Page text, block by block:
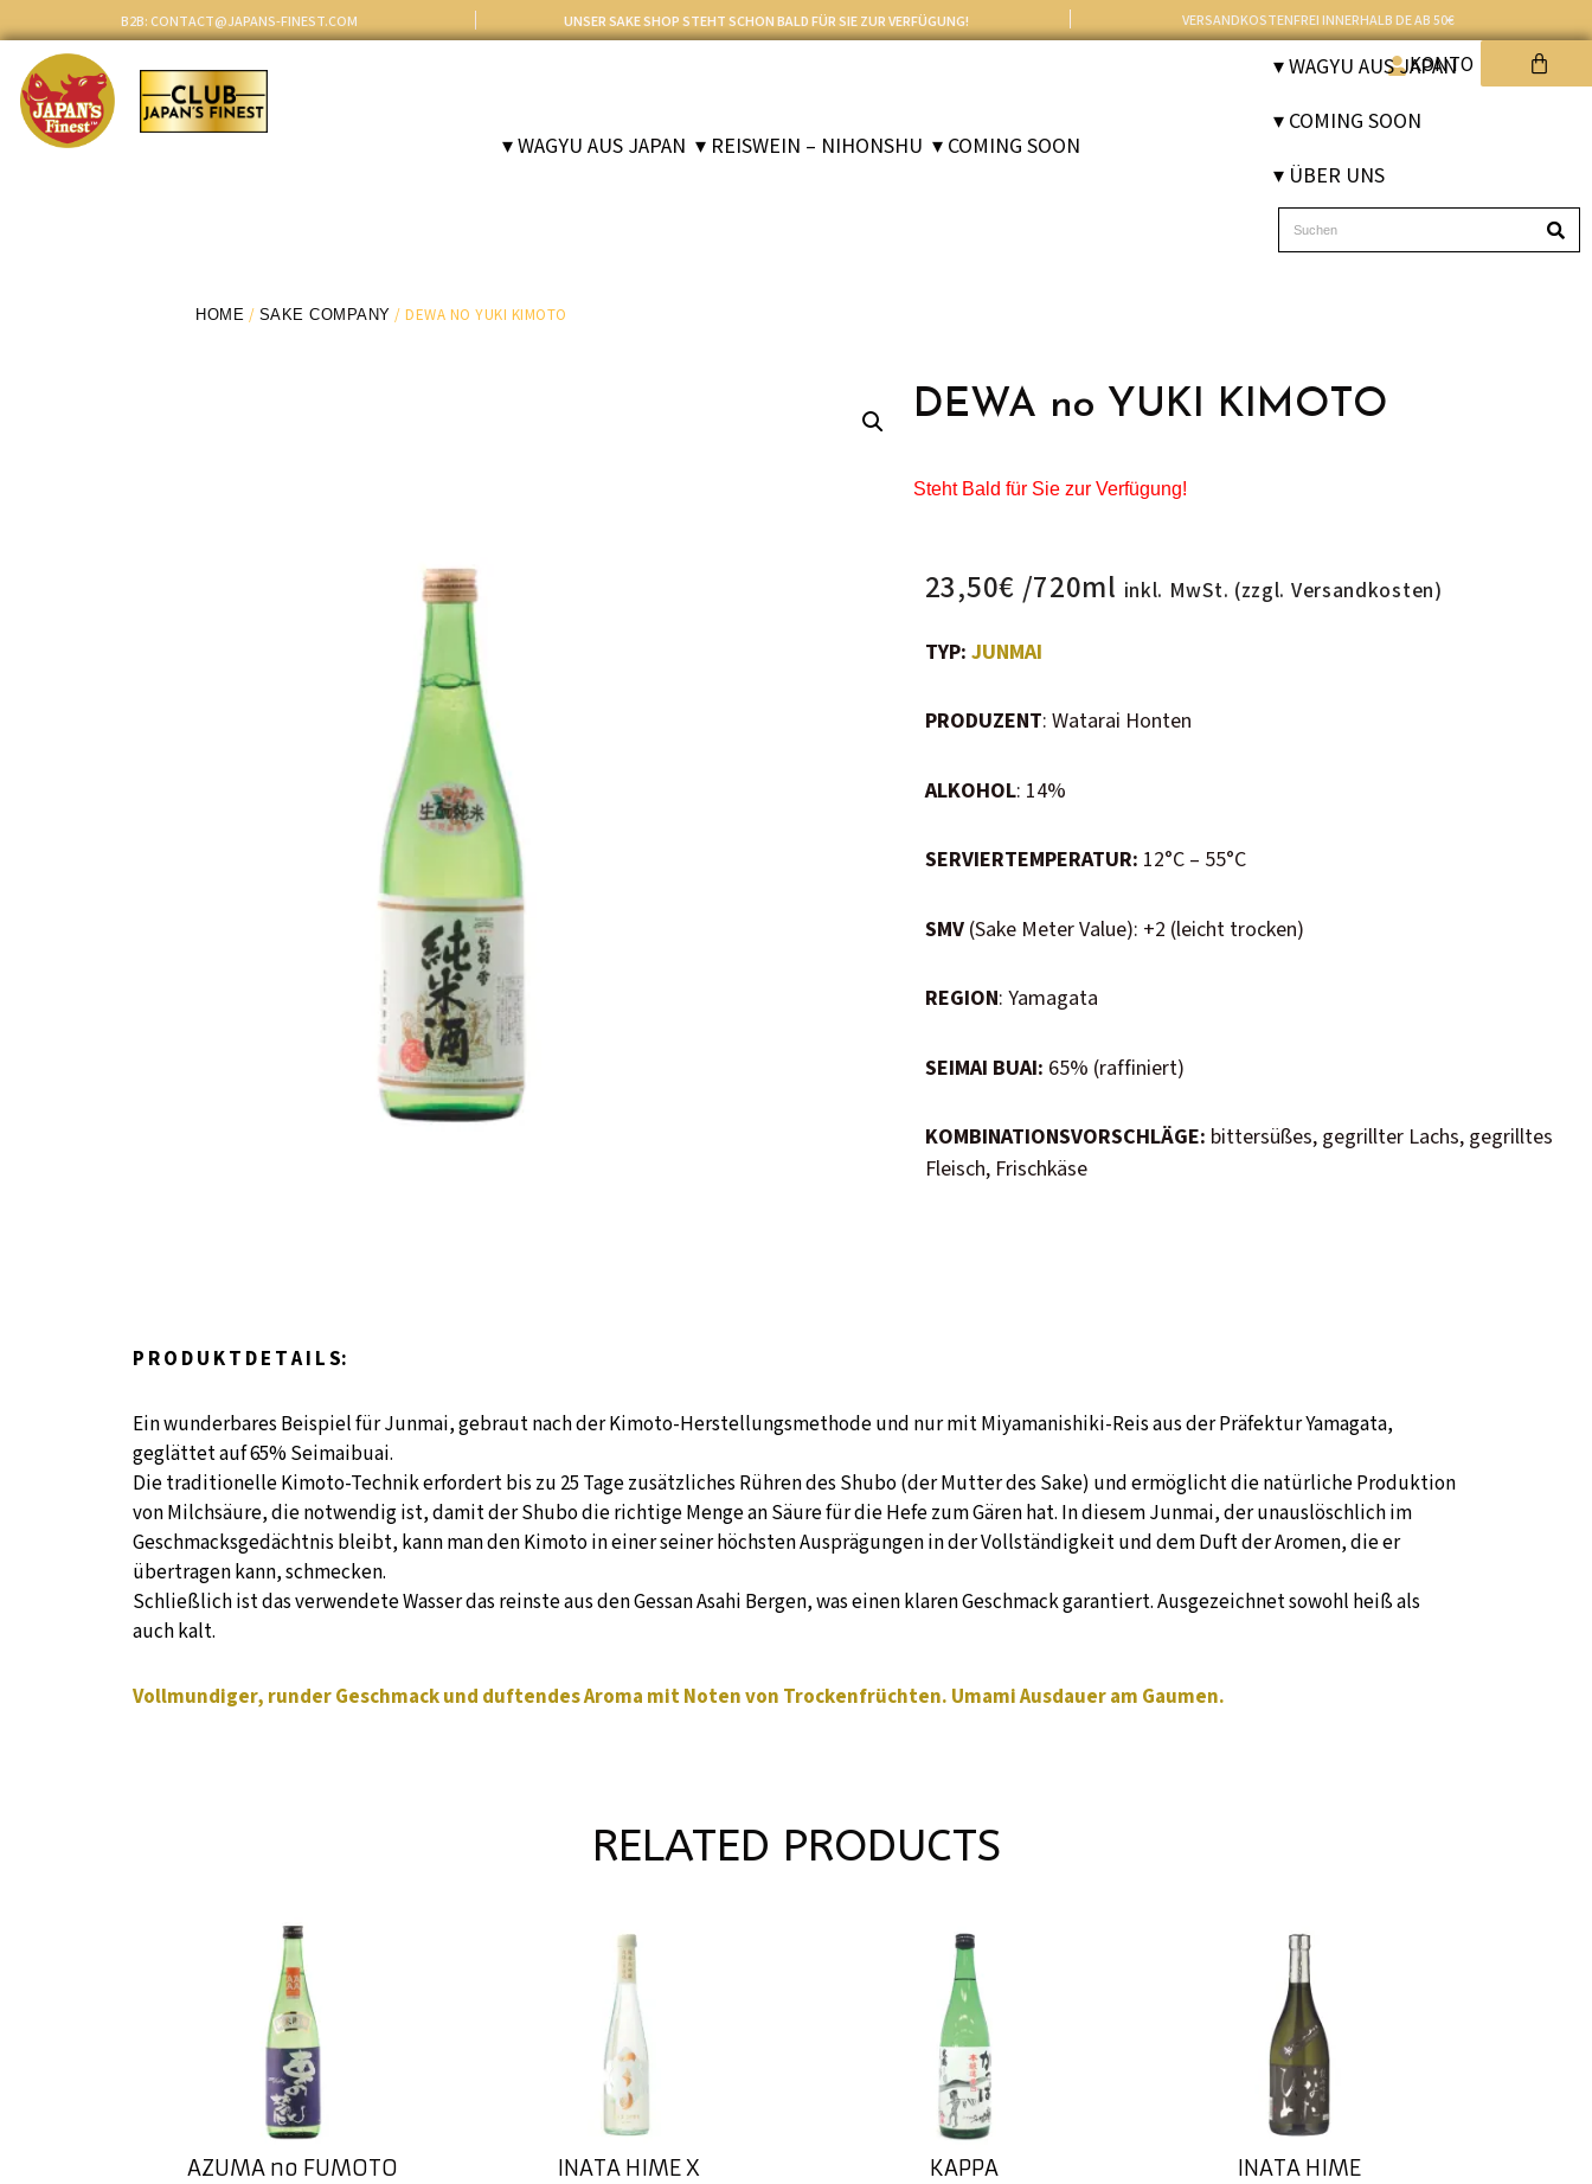
B2B: CONTACT@JAPANS-FINEST.COM UNSER SAKE SHOP STEHT SCHON BALD FÜR SIE ZUR VERFÜGUNG! VERSANDKOSTENFREI INNERHALB DE AB 50€
▾ WAGYU AUS JAPAN ▾ REISWEIN – NIHONSHU ▾ COMING SOON
▾ WAGYU AUS JAPAN
▾ COMING SOON
▾ ÜBER UNS
KONTO
HOME / SAKE COMPANY / DEWA NO YUKI KIMOTO
DEWA no YUKI KIMOTO
Steht Bald für Sie zur Verfügung!
23,50€
TYP: JUNMAI
PRODUZENT: Watarai Honten
ALKOHOL: 14%
SERVIERTEMPERATUR: 12°C – 55°C
SMV(Sake Meter Value): +2 (leicht trocken)
REGION: Yamagata
SEIMAI BUAI: 65% (raffiniert)
KOMBINATIONSVORSCHLÄGE: bittersüßes, gegrillter Lachs, gegrilltes
Fleisch, Frischkäse
P R O D U K T D E T A I L S:
Ein wunderbares Beispiel für Junmai, gebraut nach der Kimoto-Herstellungsmethode und nur mit Miyamanishiki-Reis aus der Präfektur Yamagata,
geglättet auf 65% Seimaibuai.
Die traditionelle Kimoto-Technik erfordert bis zu 25 Tage zusätzliches Rühren des Shubo (der Mutter des Sake) und ermöglicht die natürliche Produktion
von Milchsäure, die notwendig ist, damit der Shubo die richtige Menge an Säure für die Hefe zum Gären hat. In diesem Junmai, der unauslöschlich im
Geschmacksgedächtnis bleibt, kann man den Kimoto in einer seiner höchsten Ausprägungen in der Vollständigkeit und dem Duft der Aromen, die er
übertragen kann, schmecken.
Schließlich ist das verwendete Wasser das reinste aus den Gessan Asahi Bergen, was einen klaren Geschmack garantiert. Ausgezeichnet sowohl heiß als
auch kalt.
Vollmundiger, runder Geschmack und duftendes Aroma mit Noten von Trockenfrüchten. Umami Ausdauer am Gaumen.
RELATED PRODUCTS
AZUMA no FUMOTO INATA HIME X KAPPA INATA HIME